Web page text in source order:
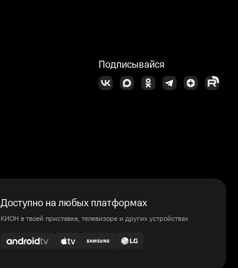
Подписывайся
Доступно на любых платформах
КИОН в твоей приставке, телевизоре и других устройствах